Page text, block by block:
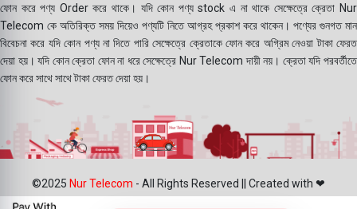
ফোন করে পণ্য Order করে থাকে। যদি কোন পণ্য stock এ না থাকে সেক্ষেত্রে ক্রেতা Nur
Telecom কে অতিরিক্ত সময় দিয়েও পণ্যটি নিতে আগ্রহ প্রকাশ করে থাকেন। পণ্যের গুনগত মান
বিবেচনা করে যদি কোন পণ্য না দিতে পারি সেক্ষেত্রে ক্রেতাকে ফোন করে অগ্রিম নেওয়া টাকা ফেরত
দেয়া হয়। যদি কোন ক্রেতা ফোন না ধরে সেক্ষেত্রে Nur Telecom দায়ী নয়। ক্রেতা যদি পরবর্তীতে
ফোন করে সাথে সাথে টাকা ফেরত দেয়া হয়।
©2025 Nur Telecom - All Rights Reserved || Created with ❤